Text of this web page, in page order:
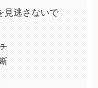
見逃さないで